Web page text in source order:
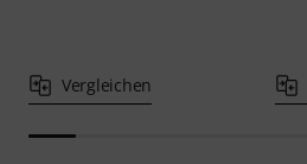
Vergleichen